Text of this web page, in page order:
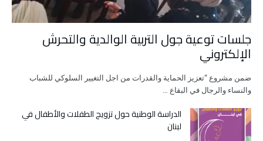
جلسات توعية جول التربية الوالدية والتحرش
الإلكتروني
ضمن مشروع “تعزيز الحماية والقدرات من اجل التغيير السلوكي للشباب
والنساء والرجال في البقاع …
الدراسة الوطنية حول تزويج الطفلات والأطفال في
لبنان